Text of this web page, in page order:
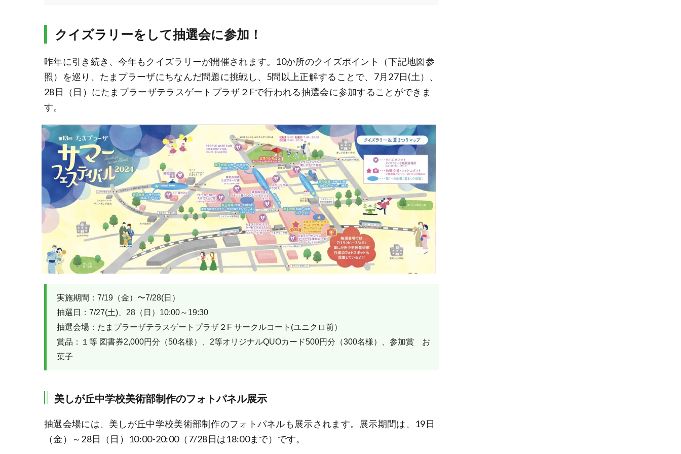
クイズラリーをして抽選会に参加！
昨年に引き続き、今年もクイズラリーが開催されます。10か所のクイズポイント（下記地図参
照）を巡り、たまプラーザにちなんだ問題に挑戦し、5問以上正解することで、7月27日(土）、
28日（日）にたまプラーザテラスゲートプラザ２Fで行われる抽選会に参加することができま
す。
実施期間：7/19（金）〜7/28(日）
抽選日：7/27(土)、28（日）10:00～19:30
抽選会場：たまプラーザテラスゲートプラザ２F サークルコート(ユニクロ前）
賞品：１等 図書券2,000円分（50名様）、2等オリジナルQUOカード500円分（300名様）、参加賞　お
菓子
美しが丘中学校美術部制作のフォトパネル展示
抽選会場には、美しが丘中学校美術部制作のフォトパネルも展示されます。展示期間は、19日
（金）～28日（日）10:00-20:00（7/28日は18:00まで）です。